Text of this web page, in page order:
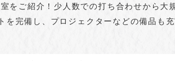
をご紹介！少人数での打ち合わせから
を完備し、プロジェクターなどの備品も